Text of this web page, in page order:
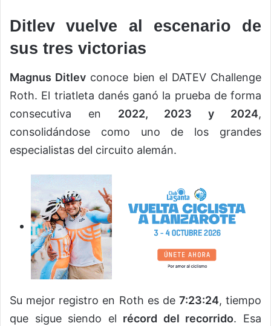
Ditlev vuelve al escenario de
sus tres victorias
Magnus Ditlev conoce bien el DATEV Challenge
Roth. El triatleta danés ganó la prueba de forma
consecutiva en 2022, 2023 y 2024,
consolidándose como uno de los grandes
especialistas del circuito alemán.
Su mejor registro en Roth es de 7:23:24, tiempo
que sigue siendo el récord del recorrido. Esa